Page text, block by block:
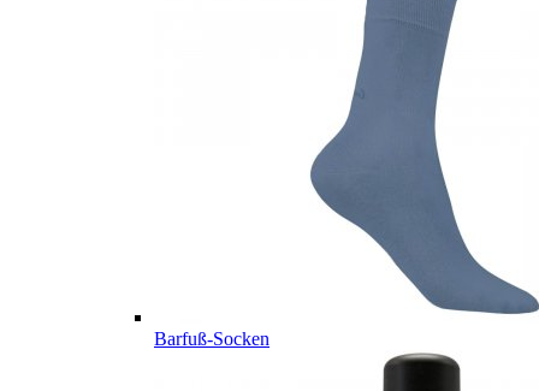
Barfuß-Socken